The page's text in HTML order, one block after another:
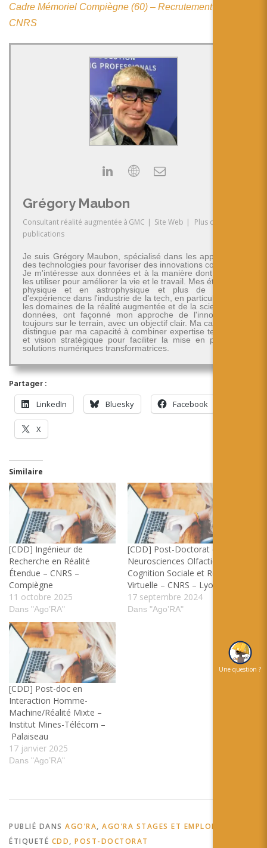
Cadre Mémoriel Compiègne (60) – Recrutement par
CNRS
Grégory Maubon
Consultant réalité augmentée à GMC | Site Web |
Plus de
publications
Je suis Grégory Maubon, spécialisé dans les applications
des technologies pour favoriser des innovations concrètes.
Je m'intéresse aux données et à la manière dont on peut
les utiliser pour améliorer la vie et le travail. Mes études en
physique et en astrophysique et plus de 30 ans
d'expérience dans l'industrie de la tech, en particulier dans
les domaines de la réalité augmentée et de la science des
données, ont façonné mon approche de l'innovation -
toujours sur le terrain, avec un objectif clair. Ma carrière se
distingue par ma capacité à combiner expertise technique
et vision stratégique pour faciliter la mise en place de
solutions numériques transformatrices.
Partager :
LinkedIn Bluesky Facebook
X
Similaire
[CDD] Ingénieur de
Recherche en Réalité
Étendue – CNRS –
Compiègne
11 octobre 2025
Dans "Ago’RA"
[CDD] Post-Doctorat en
Neurosciences Olfaction
Cognition Sociale et Réalité
Virtuelle – CNRS – Lyon
17 septembre 2024
Dans "Ago’RA"
[CDD] Post-doc en
Interaction Homme-
Machine/Réalité Mixte –
Institut Mines-Télécom –
Palaiseau
17 janvier 2025
Dans "Ago’RA"
PUBLIÉ DANS AGO’RA, AGO’RA STAGES ET EMPLOIS
ÉTIQUETÉ CDD, POST-DOCTORAT
Une question ?